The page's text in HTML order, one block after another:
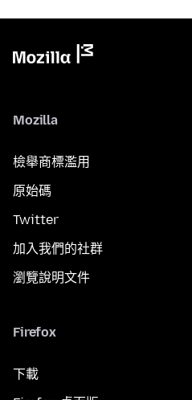
Mozilla
檢舉商標濫用
原始碼
Twitter
加入我們的社群
瀏覽說明文件
Firefox
下載